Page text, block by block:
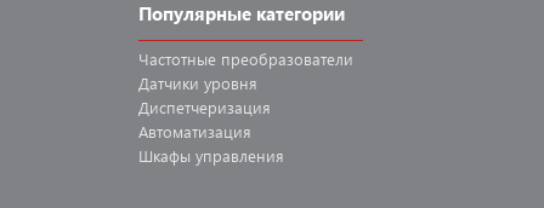
Популярные категории
Частотные преобразователи
Датчики уровня
Диспетчеризация
Автоматизация
Шкафы управления